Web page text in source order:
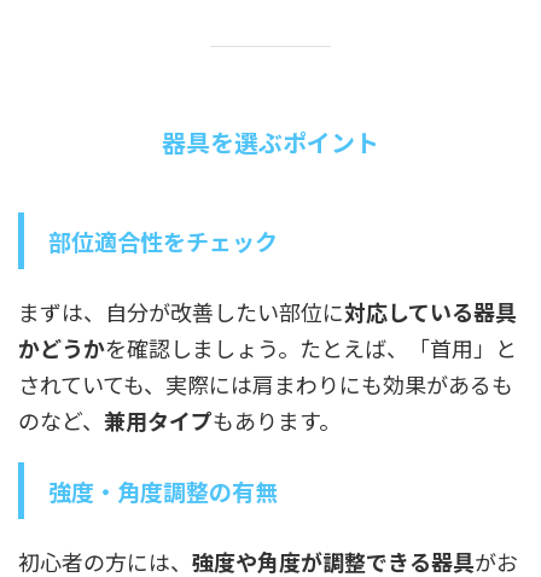
器具を選ぶポイント
部位適合性をチェック
まずは、自分が改善したい部位に対応している器具
かどうかを確認しましょう。たとえば、「首用」と
されていても、実際には肩まわりにも効果があるも
のなど、 兼用タイプもあります。
強度・角度調整の有無
初心者の方には、 強度や角度が調整できる器具がお